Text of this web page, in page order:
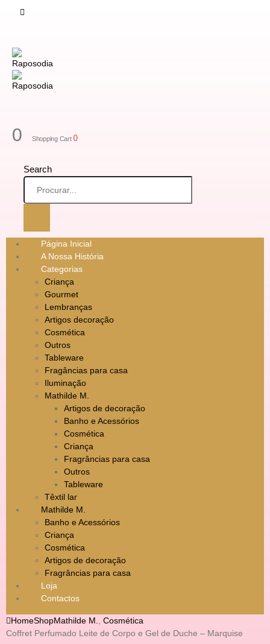
0 Shopping Cart0
Search
Página Inicial
A Nossa História
Categorias
Criança
Gourmet
Lembranças
Artigos decoração
Cosmética
Outros
Tableware
Fragâncias para casa
Iluminação
Mathilde M.
Artigos de decoração
Banho e Acessórios
Cosmética
Criança
Fragrâncias para casa
Outros
Tableware
Têxtil lar
Mathilde M.
Banho e Acessórios
Criança
Cosmética
Artigos de decoração
Fragrâncias para casa
Loja
Contactos
HomeShopMathilde M.
Cosmética
Coffret Perfumado Leite de Corpo e Gel de Duche – Marquise